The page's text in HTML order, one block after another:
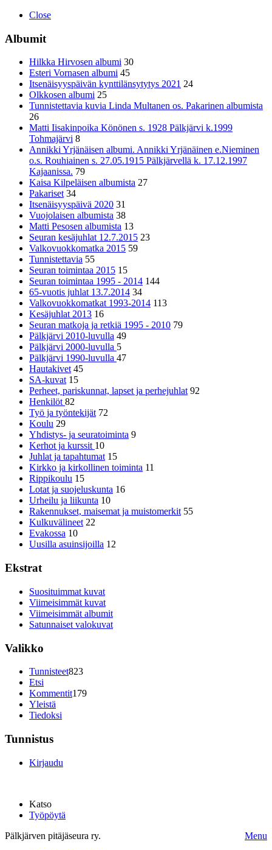
Close
Albumit
Hilkka Hirvosen albumi 30
Esteri Vornasen albumi 45
Itsenäisyyspäivän kynttilänsytytys 2021 24
Olkkosen albumi 25
Tunnistettavia kuvia Linda Multanen os. Pakarinen albumista
26
Matti Iisakinpoika Könönen s. 1928 Pälkjärvi k.1999
Tohmajärvi 8
Annikki Yrjänäisen albumi. Annikki Yrjänäinen e.Nieminen
o.s. Rouhiainen s. 27.05.1915 Pälkjärvellä k. 17.12.1997
Kajaanissa. 79
Kaisa Kilpeläisen albumista 27
Pakariset 34
Itsenäisyyspäivä 2020 31
Vuojolaisen albumista 38
Matti Pesosen albumista 13
Seuran kesäjuhlat 12.7.2015 23
Valkovuokkomatka 2015 59
Tunnistettavia 55
Seuran toimintaa 2015 15
Seuran toimintaa 1995 - 2014 144
65-vuotis juhlat 13.7.2014 34
Valkovuokkomatkat 1993-2014 113
Kesäjuhlat 2013 16
Seuran matkoja ja retkiä 1995 - 2010 79
Pälkjärvi 2010-luvulla 49
Pälkjärvi 2000-luvulla 5
Pälkjärvi 1990-luvulla 47
Hautakivet 45
SA-kuvat 15
Perheet, pariskunnat, lapset ja perhejuhlat 92
Henkilöt82
Työ ja työntekijät 72
Koulu 29
Yhdistys- ja seuratoiminta 9
Kerhot ja kurssit 10
Juhlat ja tapahtumat 15
Kirkko ja kirkollinen toiminta 11
Rippikoulu 15
Lotat ja suojeluskunta 16
Urheilu ja liikunta 10
Rakennukset, maisemat ja muistomerkit 55
Kulkuvälineet 22
Evakossa 10
Uusilla asuinsijoilla 12
Ekstrat
Suosituimmat kuvat
Viimeisimmät kuvat
Viimeisimmät albumit
Satunnaiset valokuvat
Valikko
Tunnisteet823
Etsi
Kommentit179
Yleistä
Tiedoksi
Tunnistus
Kirjaudu
Katso
Työpöytä
Pälkjärven pitäjäseura ry.
Menu